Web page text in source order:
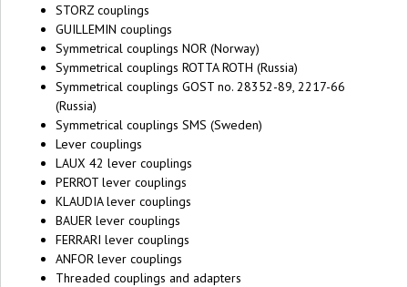
STORZ couplings
GUILLEMIN couplings
Symmetrical couplings NOR (Norway)
Symmetrical couplings ROTTA ROTH (Russia)
Symmetrical couplings GOST no. 28352-89, 2217-66
(Russia)
Symmetrical couplings SMS (Sweden)
Lever couplings
LAUX 42 lever couplings
PERROT lever couplings
KLAUDIA lever couplings
BAUER lever couplings
FERRARI lever couplings
ANFOR lever couplings
Threaded couplings and adapters